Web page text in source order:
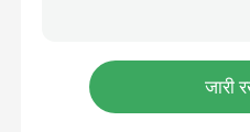
डिश एंड पॉलिशिंग मशीन